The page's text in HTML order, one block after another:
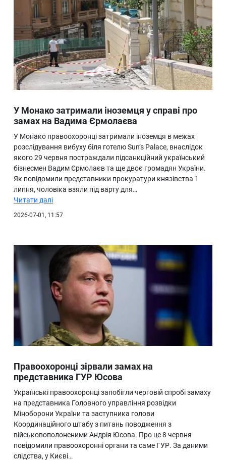
У Монако затримали іноземця у справі про
замах на Вадима Єрмолаєва
У Монако правоохоронці затримали іноземця в межах
розслідування вибуху біля готелю Sun’s Palace, внаслідок
якого 29 червня постраждали підсанкційний український
бізнесмен Вадим Єрмолаєв та ще двоє громадян України.
Як повідомили представники прокуратури князівства 1
липня, чоловіка взяли під варту для…
Читати далі
2026-07-01, 11:57
Правоохоронці зірвали замах на
представника ГУР Юсова
Українські правоохоронці запобігли черговій спробі замаху
на представника Головного управління розвідки
Міноборони України та заступника голови
Координаційного штабу з питань поводження з
військовополоненими Андрія Юсова. Про це 8 червня
повідомили правоохоронні органи та саме ГУР. За даними
слідства, у Києві…